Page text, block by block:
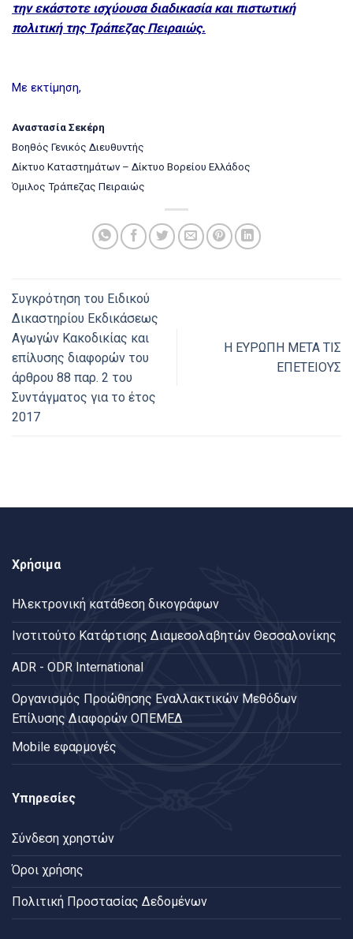
την εκάστοτε ισχύουσα διαδικασία και πιστωτική
πολιτική της Τράπεζας Πειραιώς.
Με εκτίμηση,
Αναστασία Σεκέρη
Βοηθός Γενικός Διευθυντής
Δίκτυο Καταστημάτων – Δίκτυο Βορείου Ελλάδος
Όμιλος Τράπεζας Πειραιώς
Συγκρότηση του Ειδικού
Δικαστηρίου Εκδικάσεως
Αγωγών Κακοδικίας και
επίλυσης διαφορών του
άρθρου 88 παρ. 2 του
Συντάγματος για το έτος
2017
Η ΕΥΡΩΠΗ ΜΕΤΑ ΤΙΣ
ΕΠΕΤΕΙΟΥΣ
Χρήσιμα
Ηλεκτρονική κατάθεση δικογράφων
Ινστιτούτο Κατάρτισης Διαμεσολαβητών Θεσσαλονίκης
ADR - ODR International
Oργανισμός Προώθησης Εναλλακτικών Μεθόδων
Επίλυσης Διαφορών ΟΠΕΜΕΔ
Mobile εφαρμογές
Υπηρεσίες
Σύνδεση χρηστών
Όροι χρήσης
Πολιτική Προστασίας Δεδομένων